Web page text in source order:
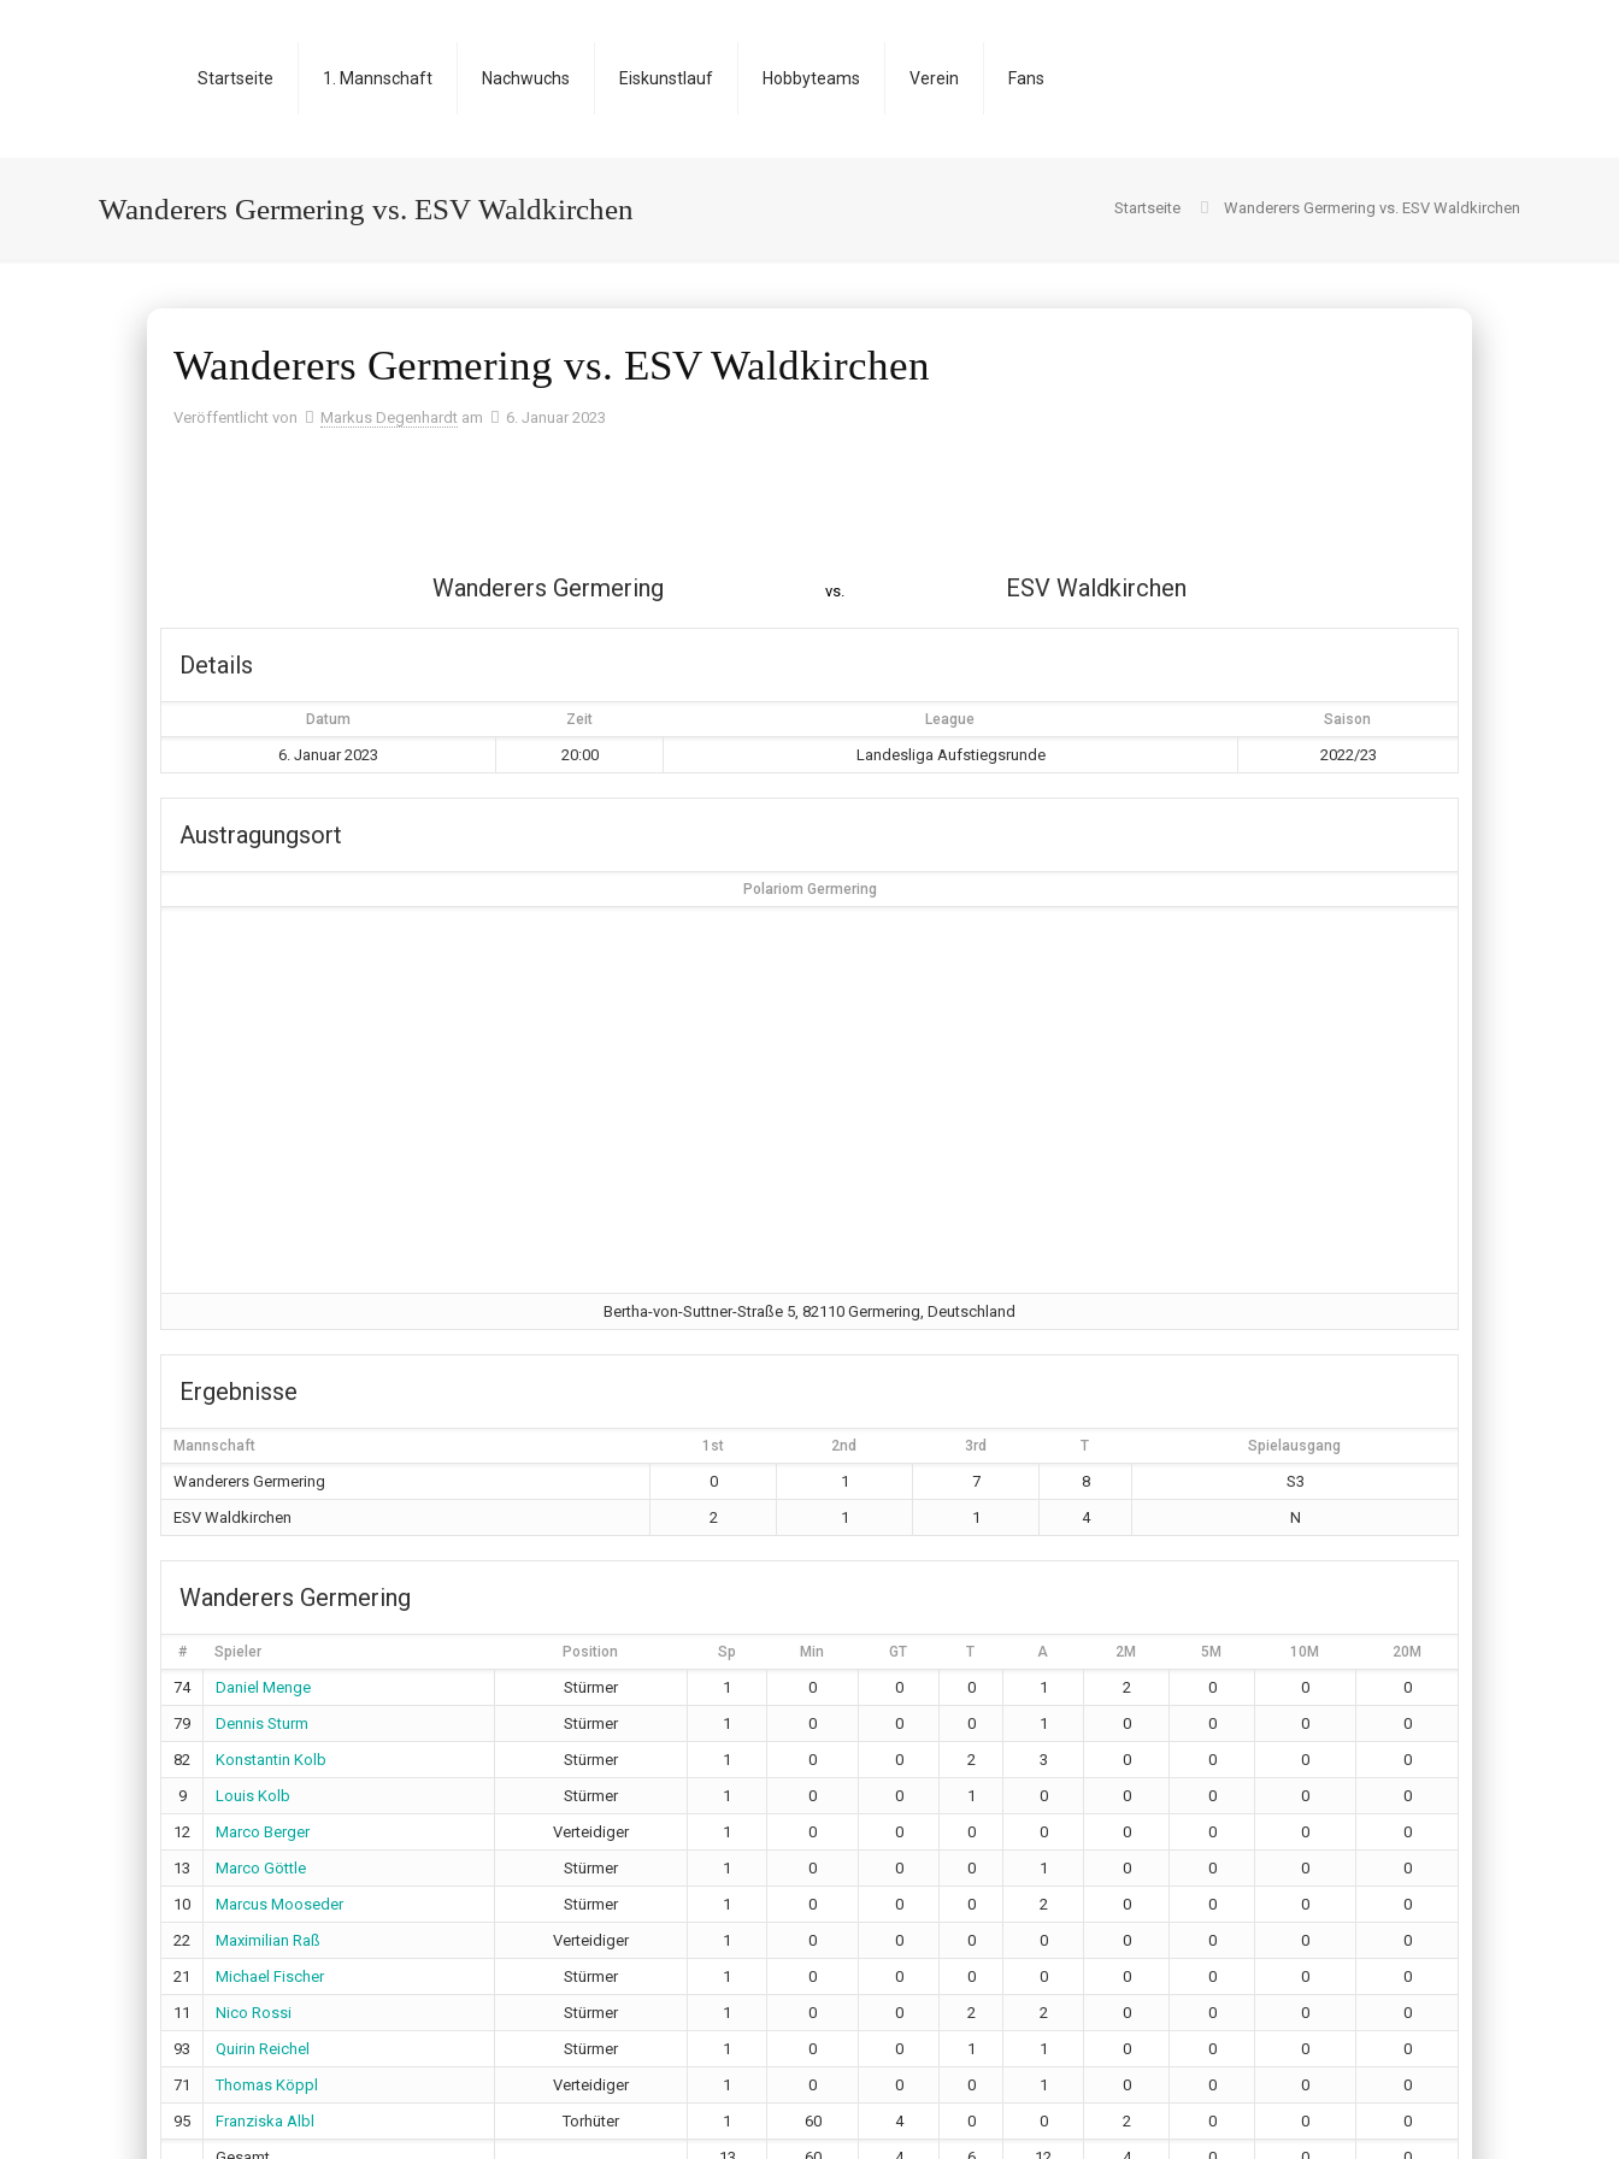
Startseite 1. Mannschaft Nachwuchs Eiskunstlauf Hobbyteams Verein Fans
Wanderers Germering vs. ESV Waldkirchen Startseite Wanderers Germering vs. ESV Waldkirchen
Wanderers Germering vs. ESV Waldkirchen
Veröffentlicht von Markus Degenhardt am 6. Januar 2023
Wanderers Germering vs. ESV Waldkirchen
Details
Datum Zeit League Saison
6. Januar 2023 20:00 Landesliga Aufstiegsrunde 2022/23
Austragungsort
Polariom Germering
Bertha-von-Suttner-Straße 5, 82110 Germering, Deutschland
Ergebnisse
Mannschaft 1st 2nd 3rd T Spielausgang
Wanderers Germering 0 1 7 8
S3
ESV Waldkirchen
2 1 1 4 N
Wanderers Germering
# Spieler Position Sp Min GT T A 2M 5M 10M 20M
74 Daniel Menge Stürmer 1 0 0 0 1 2 0 0
0
79
Dennis Sturm Stürmer 1 0 0 0 1 0 0 0
0
82
Konstantin Kolb Stürmer 1 0 0 2 3 0 0 0
0
9
Louis Kolb Stürmer 1 0 0 1 0 0 0 0
0
12
Marco Berger Verteidiger 1 0 0 0 0 0 0 0
0
13
Marco Göttle Stürmer 1 0 0 0 1 0 0 0
0
10
Marcus Mooseder Stürmer 1 0 0 0 2 0 0 0
0
22
Maximilian Raß Verteidiger 1 0 0 0 0 0 0 0
0
21
Michael Fischer Stürmer 1 0 0 0 0 0 0 0
0
11
Nico Rossi Stürmer 1 0 0 2 2 0 0 0
0
93
Quirin Reichel Stürmer 1 0 0 1 1 0 0 0
0
71
Thomas Köppl Verteidiger 1 0 0 0 1 0 0 0
0
95
Franziska Albl Torhüter 1 60 4 0 0 2 0 0
0